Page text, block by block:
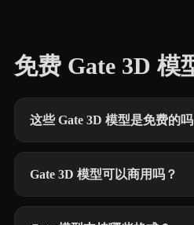
免费 Gate 3D 模
这些 Gate 3D 模型是免费的吗
Gate 3D 模型可以商用吗？